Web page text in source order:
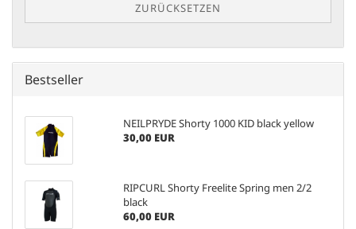
ZURÜCKSETZEN
Bestseller
NEILPRYDE Shorty 1000 KID black yellow
30,00 EUR
RIPCURL Shorty Freelite Spring men 2/2
black
60,00 EUR